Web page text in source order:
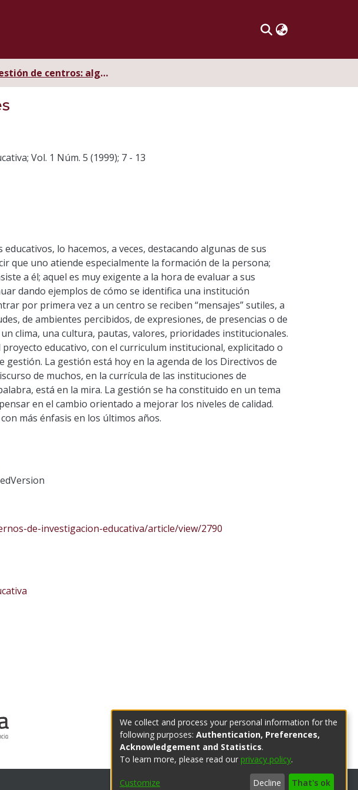
Gestión de centros: algunas reflexiones y aportes
Vol. 1 Núm. 5 (1999); 7 - 13
lo hacemos, a veces, destacando algunas de sus
que uno atiende especialmente la formación de la persona;
a él; aquel es muy exigente a la hora de evaluar a sus
dando ejemplos de cómo se identifica una institución
por primera vez a un centro se reciben “mensajes” sutiles, a
de ambientes percibidos, de expresiones, de presencias o de
clima, una cultura, pautas, valores, prioridades institucionales.
educativo, con el curriculum institucional, explicitado o
gestión. La gestión está hoy en la agenda de los Directivos de
de muchos, en la currícula de las instituciones de
está en la mira. La gestión se ha constituido en un tema
en el cambio orientado a mejorar los niveles de calidad.
más énfasis en los últimos años.
de-investigacion-educativa/article/view/2790
We collect and process your personal information for the
following purposes: Authentication, Preferences,
Acknowledgement and Statistics.
To learn more, please read our privacy policy.
Customize Decline That's ok